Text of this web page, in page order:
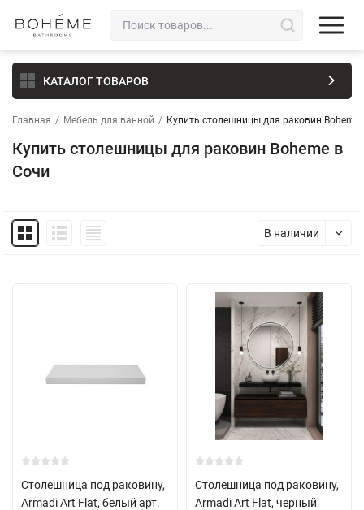
КАТАЛОГ ТОВАРОВ
Главная / Мебель для ванной / Купить столешницы для раковин Boheme
Купить столешницы для раковин Boheme в
Сочи
В наличии
Столешница под раковину,
Armadi Art Flat, белый арт.
Столешница под раковину,
Armadi Art Flat, черный